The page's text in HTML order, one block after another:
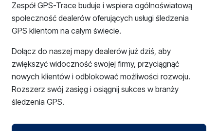
Zespół GPS-Trace buduje i wspiera ogólnoświatową
społeczność dealerów oferujących usługi śledzenia
GPS klientom na całym świecie.
Dołącz do naszej mapy dealerów już dziś, aby
zwiększyć widoczność swojej firmy, przyciągnąć
nowych klientów i odblokować możliwości rozwoju.
Rozszerz swój zasięg i osiągnij sukces w branży
śledzenia GPS.